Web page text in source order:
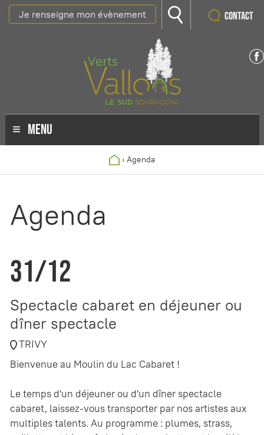
Je renseigne mon évènement Contact
MENU
› Agenda
Agenda
31/12
Spectacle cabaret en déjeuner ou
dîner spectacle
TRIVY
Bienvenue au Moulin du Lac Cabaret !
Le temps d'un déjeuner ou d'un dîner spectacle
cabaret, laissez-vous transporter par nos artistes aux
multiples talents. Au programme : plumes, strass,